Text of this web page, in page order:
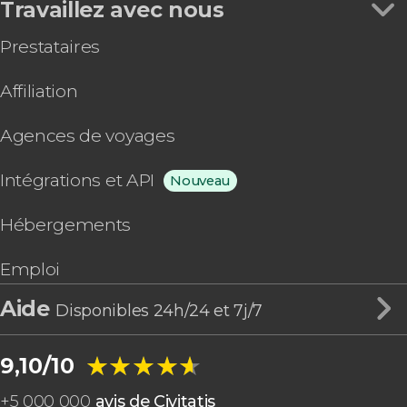
Travaillez avec nous
Prestataires
Affiliation
Agences de voyages
Intégrations et API Nouveau
Hébergements
Emploi
Aide Disponibles 24h/24 et 7j/7
9,10/10 ★★★★★
★★★★★
+5 000 000 avis de Civitatis